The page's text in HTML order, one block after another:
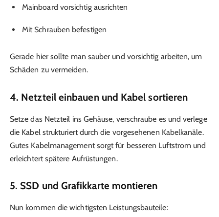
Mainboard vorsichtig ausrichten
Mit Schrauben befestigen
Gerade hier sollte man sauber und vorsichtig arbeiten, um
Schäden zu vermeiden.
4. Netzteil einbauen und Kabel sortieren
Setze das Netzteil ins Gehäuse, verschraube es und verlege
die Kabel strukturiert durch die vorgesehenen Kabelkanäle.
Gutes Kabelmanagement sorgt für besseren Luftstrom und
erleichtert spätere Aufrüstungen.
5. SSD und Grafikkarte montieren
Nun kommen die wichtigsten Leistungsbauteile: